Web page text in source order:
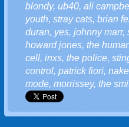
blondy, ub40, ali
youth, stray cats, brian
duran, yes, johnny marr,
howard jones, the
cell, inxs, the police,
control, patrick fiori,
mode, morrissey, the